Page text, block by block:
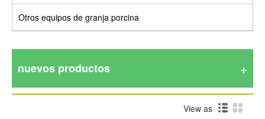
Otros equipos de granja porcina
nuevos productos
View as